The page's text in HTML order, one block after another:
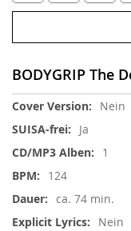
BODYGRIP The
Weitere
Nein
Ja
1
124
ca. 74 min.
Nein